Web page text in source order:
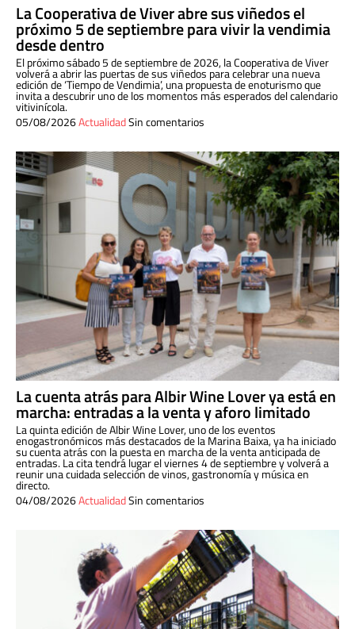
La Cooperativa de Viver abre sus viñedos el
próximo 5 de septiembre para vivir la vendimia
desde dentro
El próximo sábado 5 de septiembre de 2026, la Cooperativa de Viver
volverá a abrir las puertas de sus viñedos para celebrar una nueva
edición de ‘Tiempo de Vendimia’, una propuesta de enoturismo que
invita a descubrir uno de los momentos más esperados del calendario
vitivinícola.
05/08/2026ActualidadSin comentarios
La cuenta atrás para Albir Wine Lover ya está en
marcha: entradas a la venta y aforo limitado
La quinta edición de Albir Wine Lover, uno de los eventos
enogastronómicos más destacados de la Marina Baixa, ya ha iniciado
su cuenta atrás con la puesta en marcha de la venta anticipada de
entradas. La cita tendrá lugar el viernes 4 de septiembre y volverá a
reunir una cuidada selección de vinos, gastronomía y música en
directo.
04/08/2026ActualidadSin comentarios